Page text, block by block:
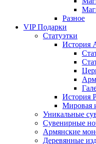
Разное
VIP Подарки
Статуэтки
История
История
Мировая
Уникальные
Сувенирные
Армянские
Деревянные